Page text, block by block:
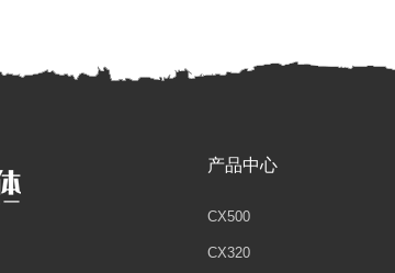
产品中心
CX500
CX320